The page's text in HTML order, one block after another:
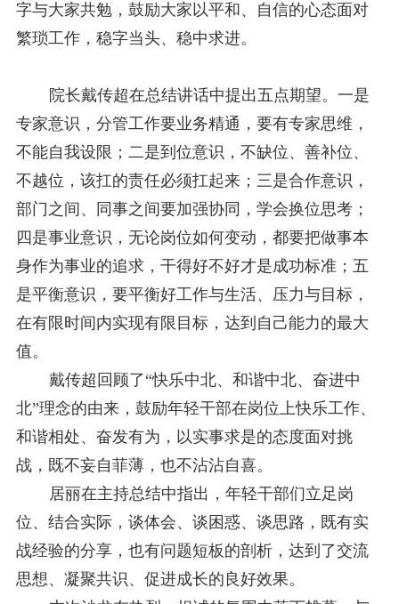
字与大家共勉，鼓励大家以平和、自信的心态面对
繁琐工作， 稳字当头、稳中求进。
院长戴传超在总结讲话中提出五点期望。一是
专家意识，分管工作要业务精通，要有专家思维，
不能自我设限；二是到位意识，不缺位、善补位、
不越位，该扛的责任必须扛起来；三是合作意识，
部门之间、同事之间要加强协同，学会换位思考；
四是事业意识，无论岗位如何变动，都要把做事本
身作为事业的追求，干得好不好才是成功标准；五
是平衡意识，要平衡好工作与生活、压力与目标，
在有限时间内实现有限目标，达到自己能力的最大
值。
戴传超回顾了“快乐中北、和谐中北、奋进中
北”理念的由来，鼓励年轻干部在岗位上快乐工作、
和谐相处、奋发有为，以实事求是的态度面对挑
战，既不妄自菲薄，也不沾沾自喜。
居丽在主持总结中指出 ，年轻干部们立足岗
位、结合实际，谈体会、谈困惑、谈思路，既有实
战经验的分享，也有问题短板的剖析，达到了交流
思想、凝聚共识、促进成长的良好效果。